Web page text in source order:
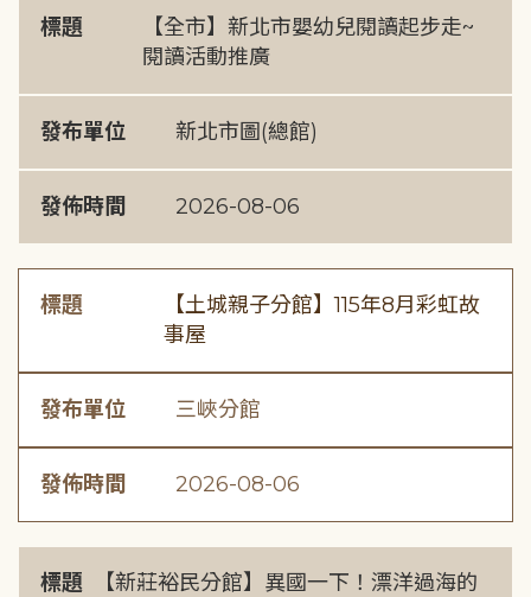
標題
【全市】新北市嬰幼兒閱讀起步走~
閱讀活動推廣
發布單位 新北市圖(總館)
發佈時間 2026-08-06
標題
【土城親子分館】115年8月彩虹故
事屋
發布單位 三峽分館
發佈時間 2026-08-06
標題
【新莊裕民分館】異國一下！漂洋過海的